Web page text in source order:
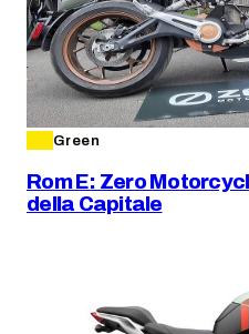
Green
Rom E: Zero
della Capitale